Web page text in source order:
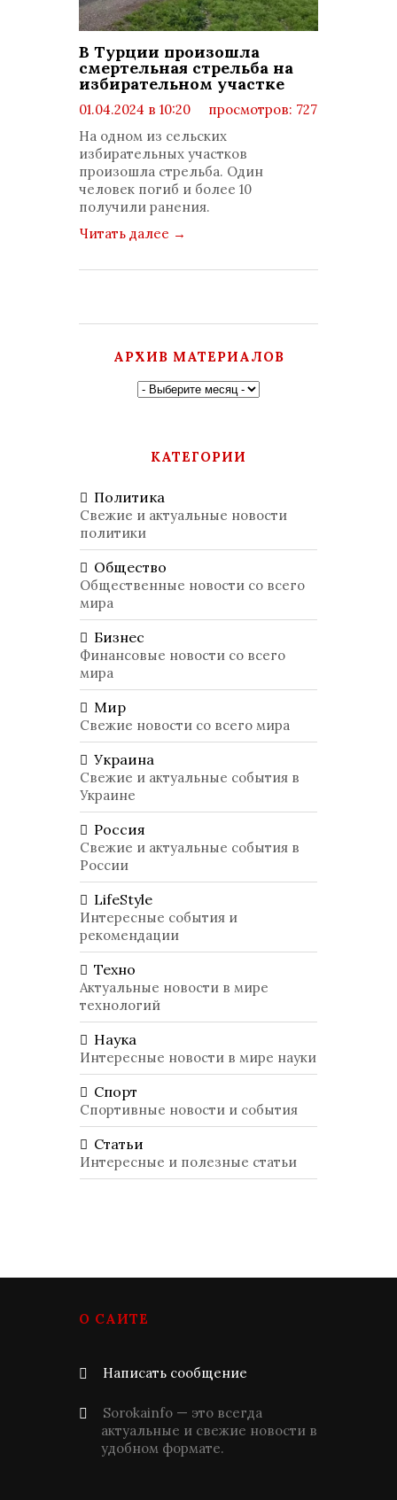
В Турции произошла
смертельная стрельба на
избирательном участке
01.04.2024 в 10:20
просмотров: 727
На одном из сельских
избирательных участков
произошла стрельба. Один
человек погиб и более 10
получили ранения.
Читать далее →
АРХИВ МАТЕРИАЛОВ
КАТЕГОРИИ
Политика
Свежие и актуальные новости
политики
Общество
Общественные новости со всего
мира
Бизнес
Финансовые новости со всего
мира
Мир
Свежие новости со всего мира
Украина
Свежие и актуальные события в
Украине
Россия
Свежие и актуальные события в
России
LifeStyle
Интересные события и
рекомендации
Техно
Актуальные новости в мире
технологий
Наука
Интересные новости в мире науки
Спорт
Спортивные новости и события
Статьи
Интересные и полезные статьи
О САЙТЕ
Написать сообщение
Sorokainfo — это всегда
актуальные и свежие новости в
удобном формате.